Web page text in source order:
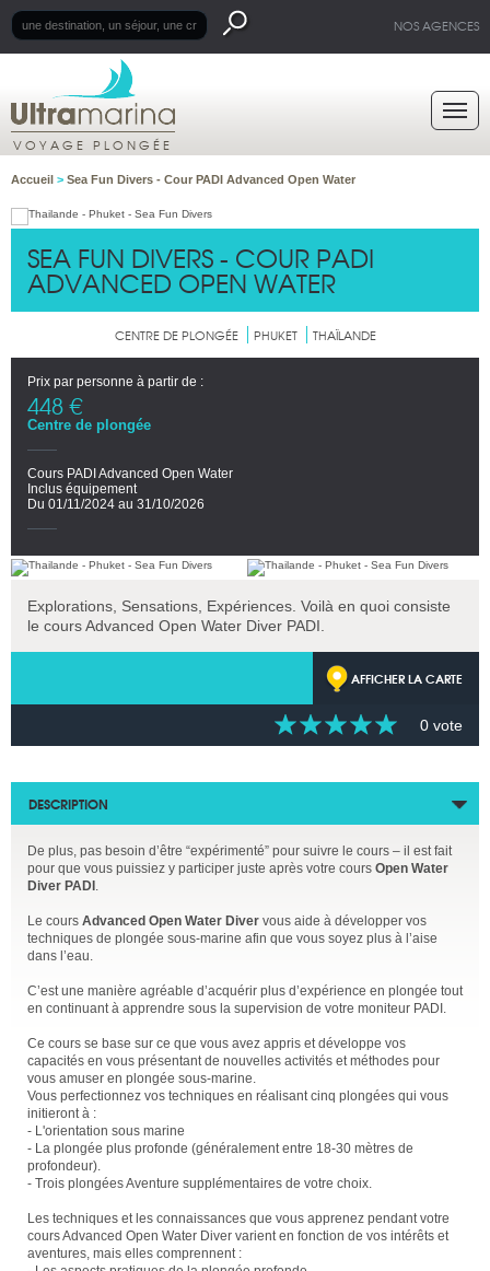
NOS AGENCES
VOYAGE PLONGÉE
Accueil > Sea Fun Divers - Cour PADI Advanced Open Water
SEA FUN DIVERS - COUR PADI
ADVANCED OPEN WATER
CENTRE DE PLONGÉE PHUKET THAÏLANDE
Prix par personne à partir de :
448 €
Centre de plongée
Cours PADI Advanced Open Water
Inclus équipement
Du 01/11/2024 au 31/10/2026
Explorations, Sensations, Expériences. Voilà en quoi consiste
le cours Advanced Open Water Diver PADI.
AFFICHER LA CARTE
0 vote
DESCRIPTION
De plus, pas besoin d’être “expérimenté” pour suivre le cours – il est fait
pour que vous puissiez y participer juste après votre cours Open Water
Diver PADI .
Le cours Advanced Open Water Diver vous aide à développer vos
techniques de plongée sous-marine afin que vous soyez plus à l’aise
dans l’eau.
C’est une manière agréable d’acquérir plus d’expérience en plongée tout
en continuant à apprendre sous la supervision de votre moniteur PADI.
Ce cours se base sur ce que vous avez appris et développe vos
capacités en vous présentant de nouvelles activités et méthodes pour
vous amuser en plongée sous-marine.
Vous perfectionnez vos techniques en réalisant cinq plongées qui vous
initieront à :
- L'orientation sous marine
- La plongée plus profonde (généralement entre 18-30 mètres de
profondeur).
- Trois plongées Aventure supplémentaires de votre choix.
Les techniques et les connaissances que vous apprenez pendant votre
cours Advanced Open Water Diver varient en fonction de vos intérêts et
aventures, mais elles comprennent :